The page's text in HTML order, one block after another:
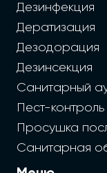
Дезинфекция
Дератизация
Дезодорация
Дезинсекция
Санитарный
Пест-контроль
Просушка
Санитарная